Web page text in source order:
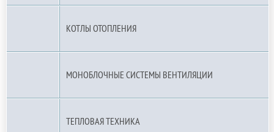
КОТЛЫ ОТОПЛЕНИЯ
МОНОБЛОЧНЫЕ СИСТЕМЫ ВЕНТИЛЯЦИИ
ТЕПЛОВАЯ ТЕХНИКА